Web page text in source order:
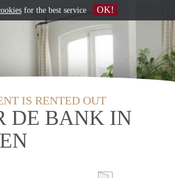
IS RENTED OUT
DE BANK IN
for the best service OK!